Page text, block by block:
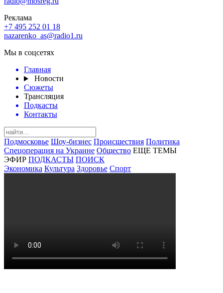
Реклама
+7 495 252 01 18
nazarenko_as@radio1.ru
Мы в соцсетях
Главная
Новости
Сюжеты
Трансляция
Подкасты
Контакты
Подмосковье Шоу-бизнес Происшествия Политика
Спецоперация на Украине Общество ЕЩЕ ТЕМЫ
ЭФИР ПОДКАСТЫ ПОИСК
Экономика Культура Здоровье Спорт